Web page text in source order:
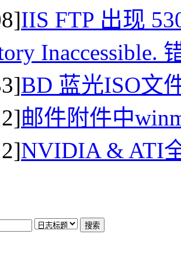
IIS FTP 出现
Inaccessible.
BD 蓝光ISO文
邮件附件中
NVIDIA & ATI